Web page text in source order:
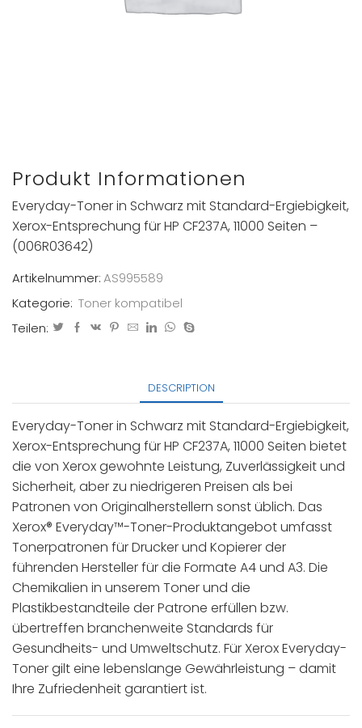
Produkt Informationen
Everyday-Toner in Schwarz mit Standard-Ergiebigkeit,
Xerox-Entsprechung für HP CF237A, 11000 Seiten –
(006R03642)
Artikelnummer:AS995589
Kategorie: Toner kompatibel
Teilen:
DESCRIPTION
Everyday-Toner in Schwarz mit Standard-Ergiebigkeit,
Xerox-Entsprechung für HP CF237A, 11000 Seiten bietet
die von Xerox gewohnte Leistung, Zuverlässigkeit und
Sicherheit, aber zu niedrigeren Preisen als bei
Patronen von Originalherstellern sonst üblich. Das
Xerox® Everyday™-Toner-Produktangebot umfasst
Tonerpatronen für Drucker und Kopierer der
führenden Hersteller für die Formate A4 und A3. Die
Chemikalien in unserem Toner und die
Plastikbestandteile der Patrone erfüllen bzw.
übertreffen branchenweite Standards für
Gesundheits- und Umweltschutz. Für Xerox Everyday-
Toner gilt eine lebenslange Gewährleistung – damit
Ihre Zufriedenheit garantiert ist.